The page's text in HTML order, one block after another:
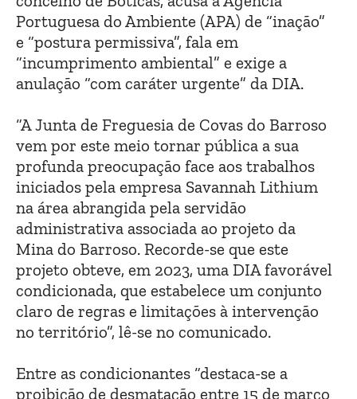
Portuguesa do Ambiente (APA) de “inação”
e “postura permissiva”, fala em
“incumprimento ambiental” e exige a
anulação “com caráter urgente” da DIA.
“A Junta de Freguesia de Covas do Barroso
vem por este meio tornar pública a sua
profunda preocupação face aos trabalhos
iniciados pela empresa Savannah Lithium
na área abrangida pela servidão
administrativa associada ao projeto da
Mina do Barroso. Recorde-se que este
projeto obteve, em 2023, uma DIA favorável
condicionada, que estabelece um conjunto
claro de regras e limitações à intervenção
no território”, lê-se no comunicado.
Entre as condicionantes “destaca-se a
proibição de desmatação entre 15 de março